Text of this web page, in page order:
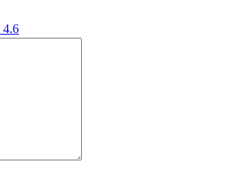
4.6